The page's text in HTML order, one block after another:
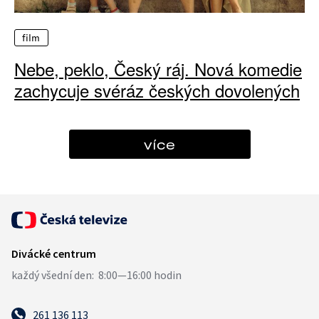
film
Nebe, peklo, Český ráj. Nová komedie
zachycuje svéráz českých dovolených
více
261 136 113